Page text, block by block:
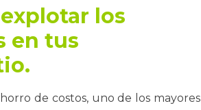
los
en tus
de costos, uno de los mayores